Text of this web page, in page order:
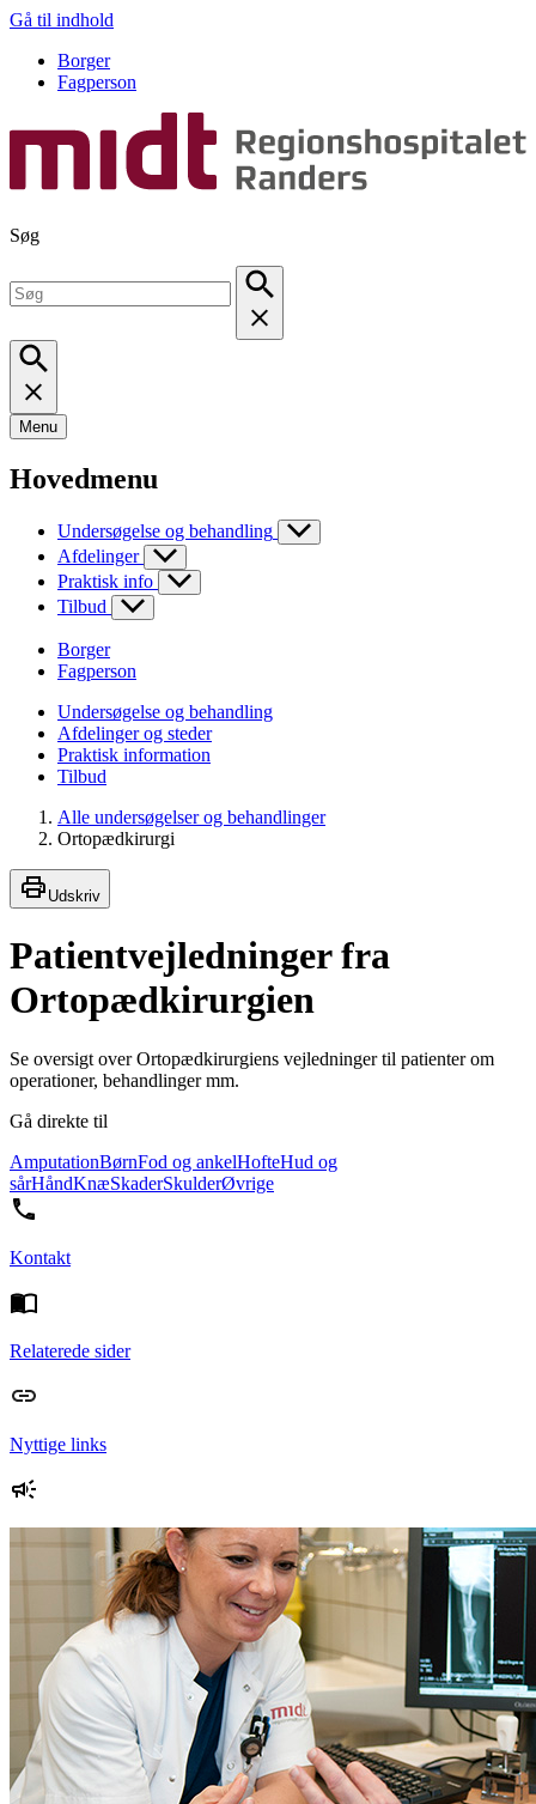
Gå til indhold
Borger
Fagperson
Søg
Menu
Hovedmenu
Undersøgelse og behandling
Afdelinger
Praktisk info
Tilbud
Borger
Fagperson
Undersøgelse og behandling
Afdelinger og steder
Praktisk information
Tilbud
Alle undersøgelser og behandlinger
Ortopædkirurgi
Udskriv
Patientvejledninger fra
Ortopædkirurgien
Se oversigt over Ortopædkirurgiens vejledninger til patienter om
operationer, behandlinger mm.
Gå direkte til
AmputationBørnFod og ankelHofteHud og
sårHåndKnæSkaderSkulderØvrige
Kontakt
Relaterede sider
Nyttige links